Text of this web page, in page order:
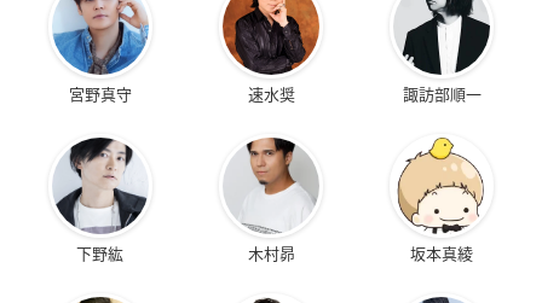
宮野真守 速水奨 諏訪部順一
下野紘 木村昴 坂本真綾